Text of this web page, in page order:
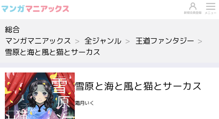
総合
マンガマニアックス
全ジャンル
王道ファンタジー
雪原と海と風と猫とサーカス
雪原と海と風と猫とサーカス
霜月いく